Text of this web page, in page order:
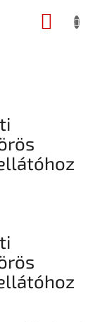
KOSÁR